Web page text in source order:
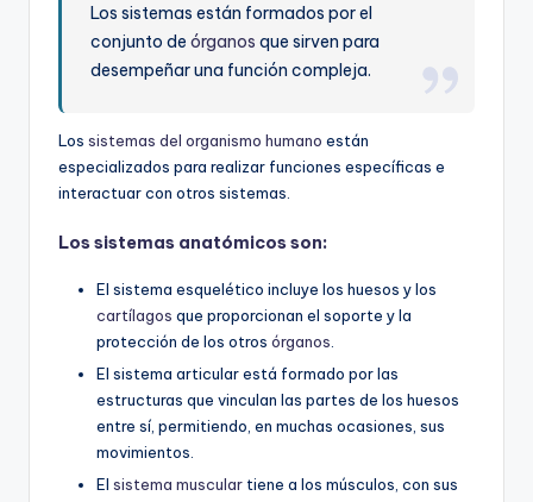
Los sistemas están formados por el
conjunto deórganos que sirven para
desempeñar una función compleja.
Los sistemas del organismo humano están
especializados para realizar funciones específicas e
interactuar con otros sistemas.
Los sistemas anatómicos son:
El sistema esquelético incluye los huesos y los
cartílagos que proporcionan el soporte y la
protección de los otros órganos
El sistema articular está formado por las
estructuras que vinculan las partes de los huesos
entre sí, permitiendo, en muchas ocasiones, sus
movimientos.
El sistema muscular tiene a los músculos, con sus